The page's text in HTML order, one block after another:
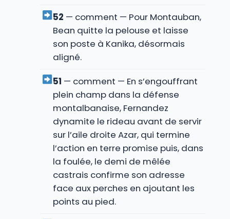
52 — comment — Pour Montauban,
Bean quitte la pelouse et laisse
son poste à Kanika, désormais
aligné.
51 — comment — En s’engouffrant
plein champ dans la défense
montalbanaise, Fernandez
dynamite le rideau avant de servir
sur l’aile droite Azar, qui termine
l’action en terre promise puis, dans
la foulée, le demi de mêlée
castrais confirme son adresse
face aux perches en ajoutant les
points au pied.